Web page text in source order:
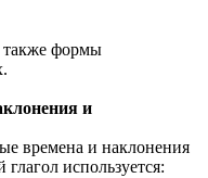
также формы
и
времена и наклонения
используется: